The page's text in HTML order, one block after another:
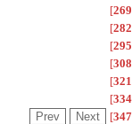
[269
[282
[295
[308
[321
[334
[347